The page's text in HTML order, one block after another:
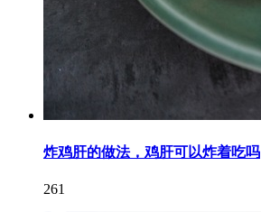
炸鸡肝的做法，鸡肝可以炸着吃吗
261